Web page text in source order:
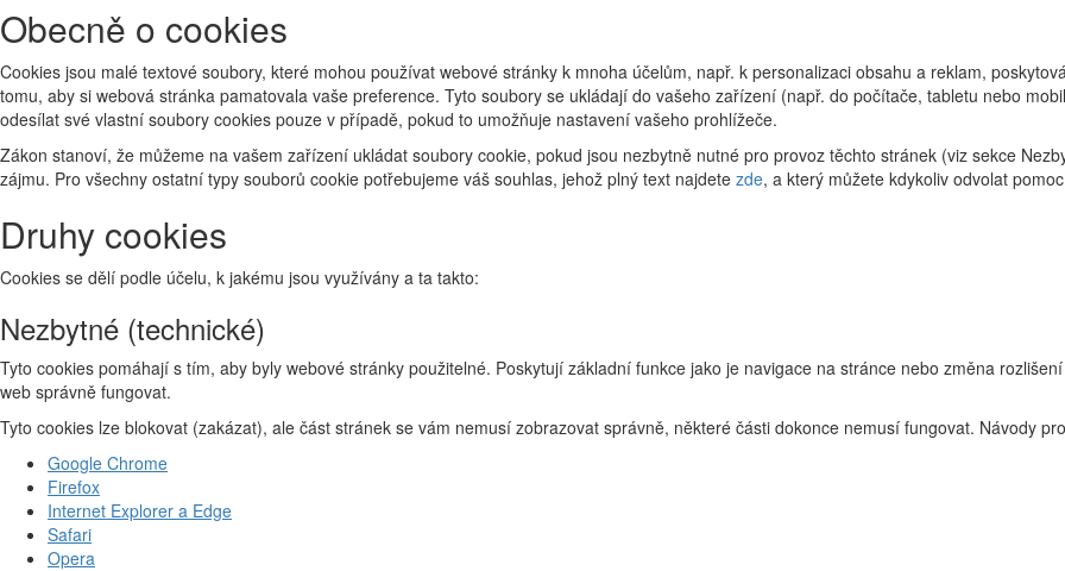
Obecně o cookies
Cookies jsou malé textové soubory, které mohou používat webové stránky k mnoha účelům, např. k personalizaci obsahu a reklam,
tomu, aby si webová stránka pamatovala vaše preference. Tyto soubory se ukládají do vašeho zařízení (např. do počítače, tabletu nebo
odesílat své vlastní soubory cookies pouze v případě, pokud to umožňuje nastavení vašeho prohlížeče.
Zákon stanoví, že můžeme na vašem zařízení ukládat soubory cookie, pokud jsou nezbytně nutné pro provoz těchto stránek (viz sekce
zájmu. Pro všechny ostatní typy souborů cookie potřebujeme váš souhlas, jehož plný text najdete zde, a který můžete kdykoliv odvolat
Druhy cookies
Cookies se dělí podle účelu, k jakému jsou využívány a ta takto:
Nezbytné (technické)
Tyto cookies pomáhají s tím, aby byly webové stránky použitelné. Poskytují základní funkce jako je navigace na stránce nebo změna
web správně fungovat.
Tyto cookies lze blokovat (zakázat), ale část stránek se vám nemusí zobrazovat správně, některé části dokonce nemusí fungovat. Návody
Google Chrome
Firefox
Internet Explorer a Edge
Safari
Opera